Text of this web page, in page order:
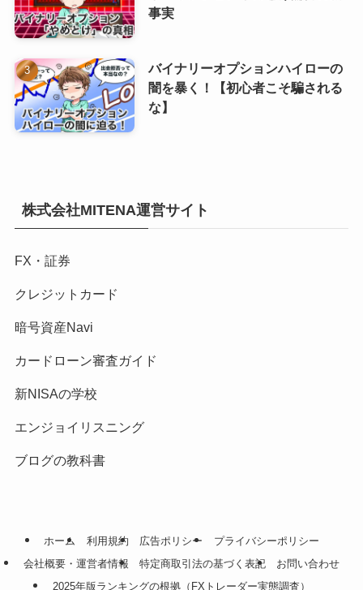
事実
バイナリーオプションハイローの
闇を暴く！【初心者こそ騙される
な】
株式会社MITENA運営サイト
FX・証券
クレジットカード
暗号資産Navi
カードローン審査ガイド
新NISAの学校
エンジョイリスニング
ブログの教科書
ホーム 利用規約 広告ポリシー
プライバシーポリシー
会社概要・運営者情報
特定商取引法の基づく表記
お問い合わせ
2025年版ランキングの根拠（FXトレーダー実態調査）